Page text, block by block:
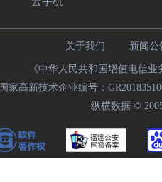
关于我们 新闻公
《中华人民共和国增值电信
国家高新技术企业编号：
纵横数据 ©